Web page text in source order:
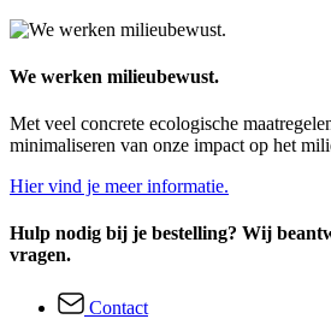
We werken milieubewust.
Met veel concrete ecologische
minimaliseren van onze impact op het
Hier vind je meer informatie.
Hulp nodig bij je bestelling? Wij
vragen.
Contact